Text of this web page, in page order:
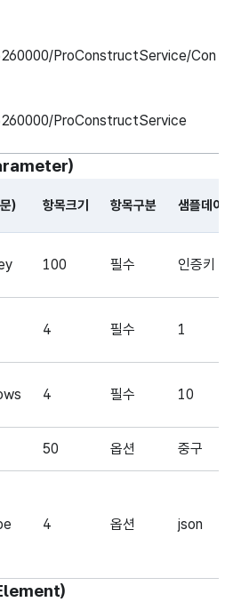
ProConstructService/Con
ProConstructService
) 항목크기 항목구분 샘플데이
100 필수 인증키
4 필수 1
4 필수 10
50 옵션 중구
4 옵션 json